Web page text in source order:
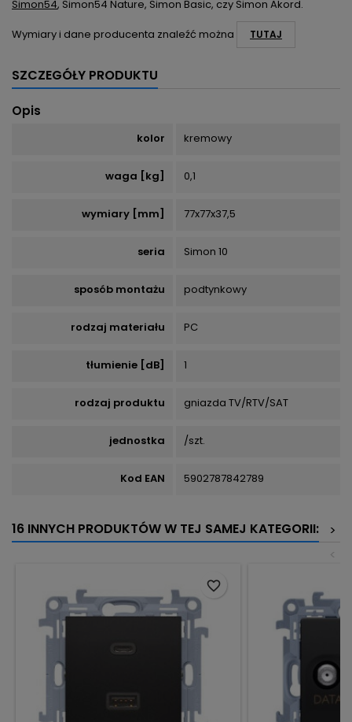
Simon54, Simon54 Nature, Simon Basic, czy Simon Akord.
Wymiary i dane producenta znaleźć można
TUTAJ
SZCZEGÓŁY PRODUKTU
Opis
kolor kremowy
waga [kg] 0,1
wymiary [mm] 77x77x37,5
seria Simon 10
sposób montażu podtynkowy
rodzaj materiału PC
tłumienie [dB] 1
rodzaj produktu gniazda TV/RTV/SAT
jednostka /szt.
Kod EAN 5902787842789
16 INNYCH PRODUKTÓW W TEJ SAMEJ KATEGORII:
>
<
favorite_border